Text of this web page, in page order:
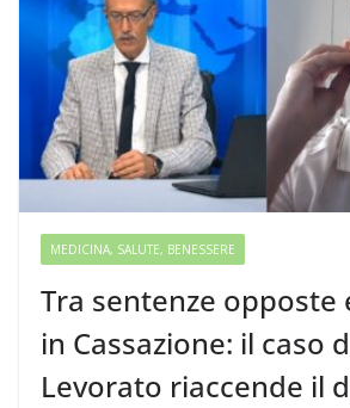
MEDICINA, SALUTE, BENESSERE
Tra sentenze opposte
in Cassazione: il caso
Levorato riaccende il